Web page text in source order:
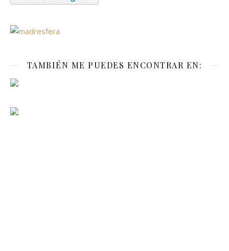
TAMBIÉN ME PUEDES ENCONTRAR EN: